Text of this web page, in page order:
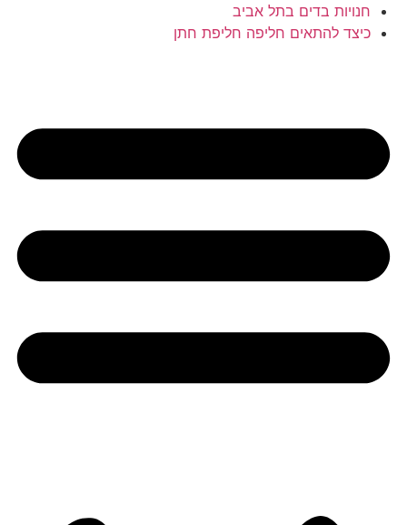
חנויות בדים בתל אביב
כיצד להתאים חליפה חליפת חתן